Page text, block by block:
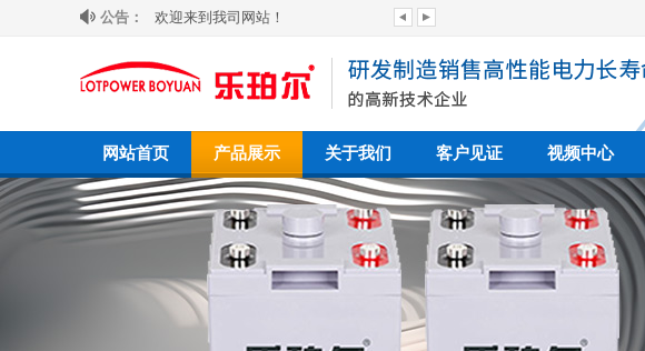
公告： 公司即将引进全新业务
网站首页 产品展示 关于我们 客户见证 视频中心